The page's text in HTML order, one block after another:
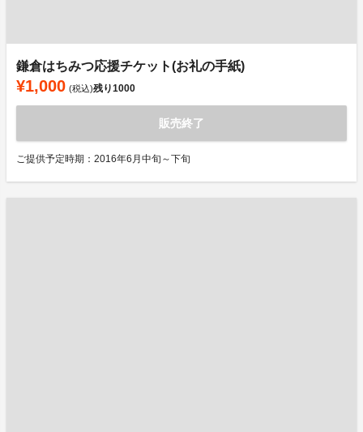
鎌倉はちみつ応援チケット(お礼の手紙)
¥1,000 (税込)残り1000
販売終了
ご提供予定時期：2016年6月中旬～下旬